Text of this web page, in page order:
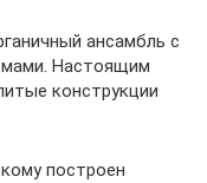
ансамбль с
Настоящим
конструкции
построен